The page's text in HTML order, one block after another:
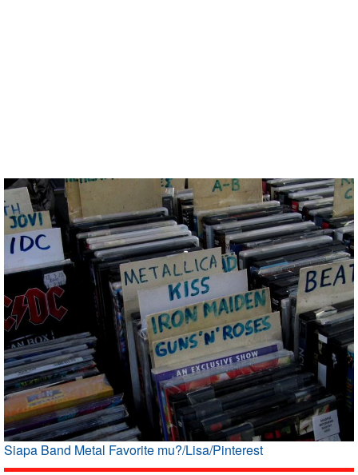
Siapa Band Metal Favorite mu?/Lisa/Pinterest